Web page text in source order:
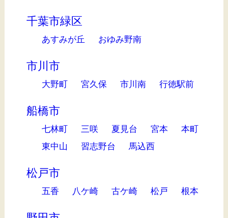
千葉市緑区
あすみが丘 おゆみ野南
市川市
大野町 宮久保 市川南 行徳駅前
船橋市
七林町 三咲 夏見台 宮本
本町
東中山
習志野台 馬込西
松戸市
五香 八ケ崎 古ケ崎 松戸 根本